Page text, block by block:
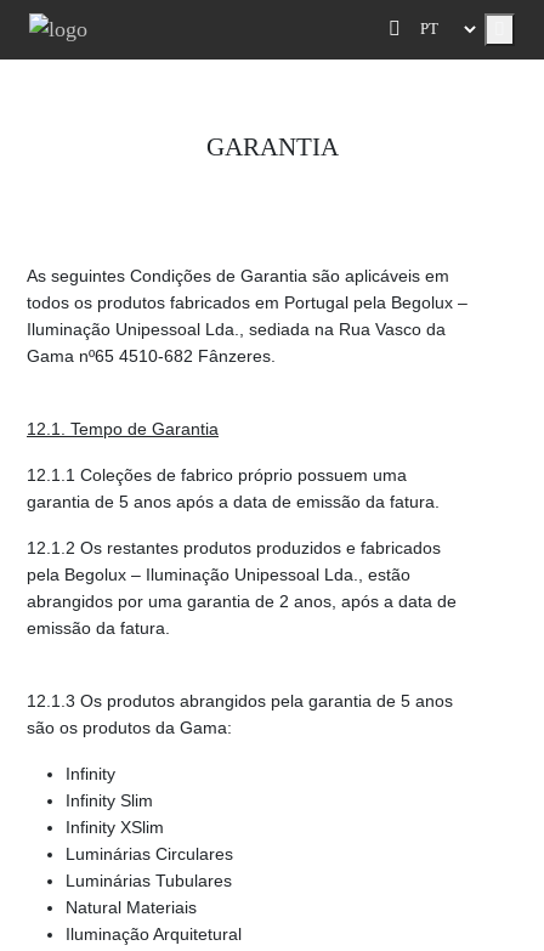
GARANTIA
As seguintes Condições de Garantia são aplicáveis em
todos os produtos fabricados em Portugal pela Begolux –
Iluminação Unipessoal Lda., sediada na Rua Vasco da
Gama nº65 4510-682 Fânzeres.
12.1. Tempo de Garantia
12.1.1 Coleções de fabrico próprio possuem uma
garantia de 5 anos após a data de emissão da fatura.
12.1.2 Os restantes produtos produzidos e fabricados
pela Begolux – Iluminação Unipessoal Lda., estão
abrangidos por uma garantia de 2 anos, após a data de
emissão da fatura.
12.1.3 Os produtos abrangidos pela garantia de 5 anos
são os produtos da Gama:
Infinity
Infinity Slim
Infinity XSlim
Luminárias Circulares
Luminárias Tubulares
Natural Materiais
Iluminação Arquitetural